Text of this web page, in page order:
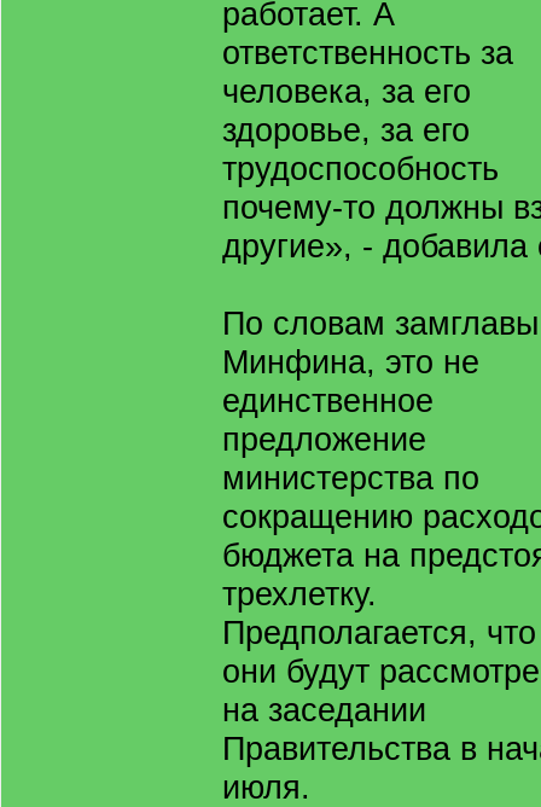
работает. А
ответственность за
человека, за его
здоровье, за его
трудоспособность
почему-то должны
другие», - добавила
По словам замглавы
Минфина, это не
единственное
предложение
министерства по
сокращению
бюджета на
трехлетку.
Предполагается,
они будут
на заседании
Правительства в
июля.